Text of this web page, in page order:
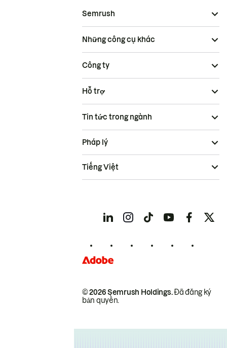
Semrush
Những công cụ khác
Công ty
Hỗ trợ
Tin tức trong ngành
© 2026 Semrush Holdings.Đã đăng ký
bản quyền.
Pháp lý
Tiếng Việt